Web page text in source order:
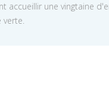
accueillir une vingtaine